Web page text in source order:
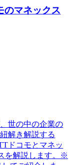
マネックス
世の中の企業の
解き解説する
ドコモとマネッ
を解説します。※